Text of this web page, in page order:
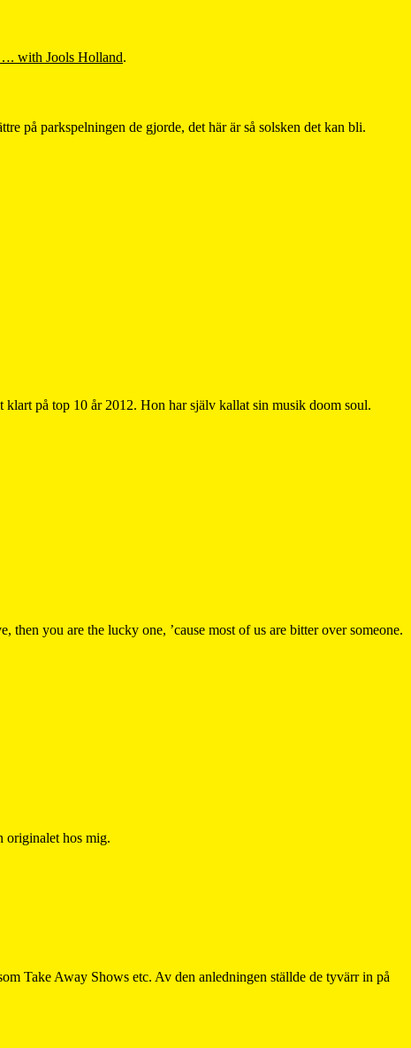
with Jools Holland.
på parkspelningen de gjorde, det här är så solsken det kan bli.
på top 10 år 2012. Hon har själv kallat sin musik doom soul.
you are the lucky one, ’cause most of us are bitter over someone.
originalet hos mig.
Take Away Shows etc. Av den anledningen ställde de tyvärr in på